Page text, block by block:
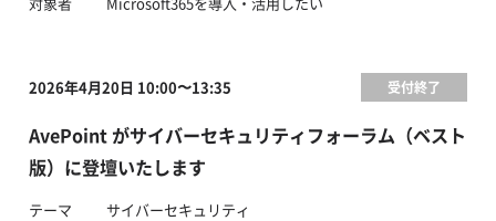
2026年4月20日 10:00〜13:35 受付終了
AvePoint がサイバーセキュリティフォーラム（ベスト
版）に登壇いたします
テーマ サイバーセキュリティ